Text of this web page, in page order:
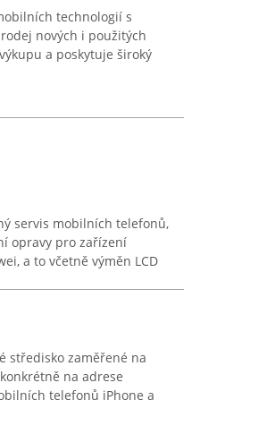
technologií s
nových i použitých
a poskytuje široký
servis mobilních telefonů,
opravy pro zařízení
a to včetně výměn LCD
středisko zaměřené na
na adrese
telefonů iPhone a